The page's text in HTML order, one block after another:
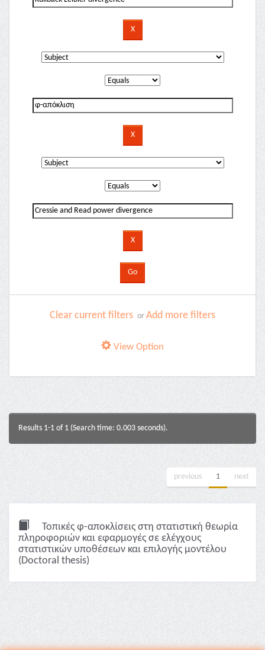
Clear current filters or Add more filters
View Option
Results 1-1 of 1 (Search time: 0.003 seconds).
previous 1 next
Τοπικές φ-αποκλίσεις στη στατιστική θεωρία
πληροφοριών και εφαρμογές σε ελέγχους
στατιστικών υποθέσεων και επιλογής μοντέλου
(Doctoral thesis)